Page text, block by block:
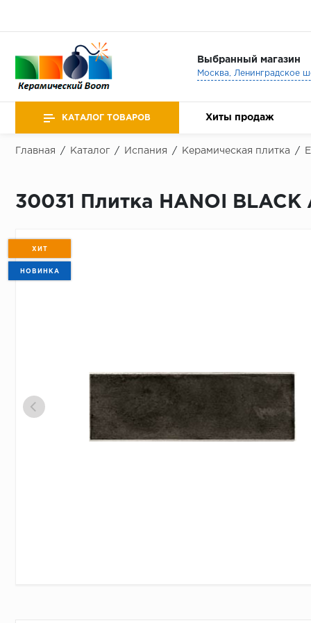
Выбранный магазин
КАТАЛОГ ТОВАРОВ Хиты продаж
Главная / Каталог / Испания / Керамическая плитка /
30031 Плитка HANOI BLACK
ХИТ
НОВИНКА